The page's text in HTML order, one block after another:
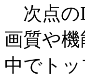
次点の
画質や
中でト